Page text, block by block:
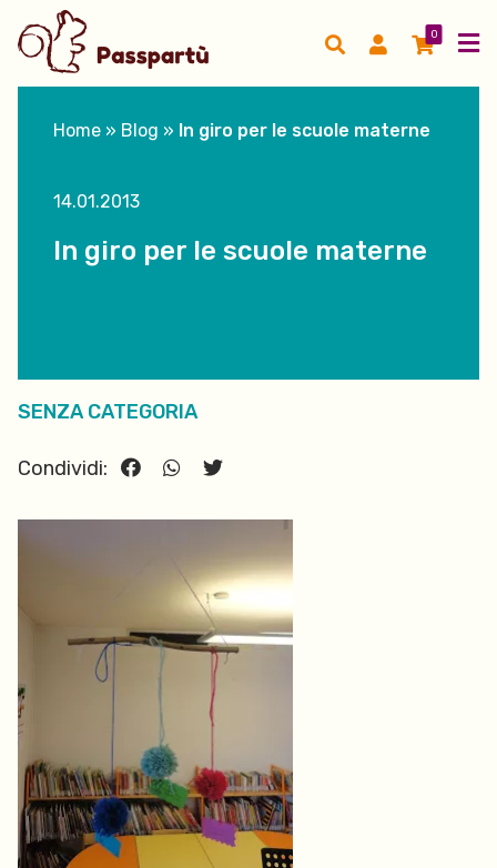
0
Home » Blog » In giro per le scuole materne
14.01.2013
In giro per le scuole materne
SENZA CATEGORIA
Condividi: